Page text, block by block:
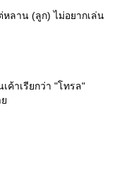
หลาน (ลูก) ไม่อยากเล่น
ค้าเรียกว่า "โทรล"